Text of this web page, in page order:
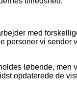
med
personer vi sender
løbende, men
opdaterede de